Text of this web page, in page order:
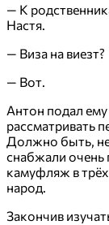
— К
Настя.
— Виза на виезт?
— Вот.
Антон подал
рассматривать
Должно быть,
снабжали очень
камуфляж в трёх
народ.
Закончив